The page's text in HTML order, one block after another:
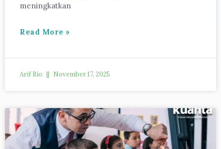
meningkatkan
Read More »
Arif Rio November 17, 2025